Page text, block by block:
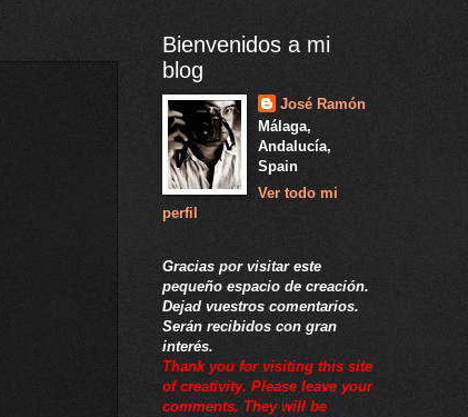
Bienvenidos a mi
blog
José Ramón
Málaga,
Andalucía,
Spain
Ver todo mi
perfil
Gracias por visitar este
pequeño espacio de creación.
Dejad vuestros comentarios.
Serán recibidos con gran
interés.
Thank you for visiting this site
of creativity. Please leave your
comments. They will be